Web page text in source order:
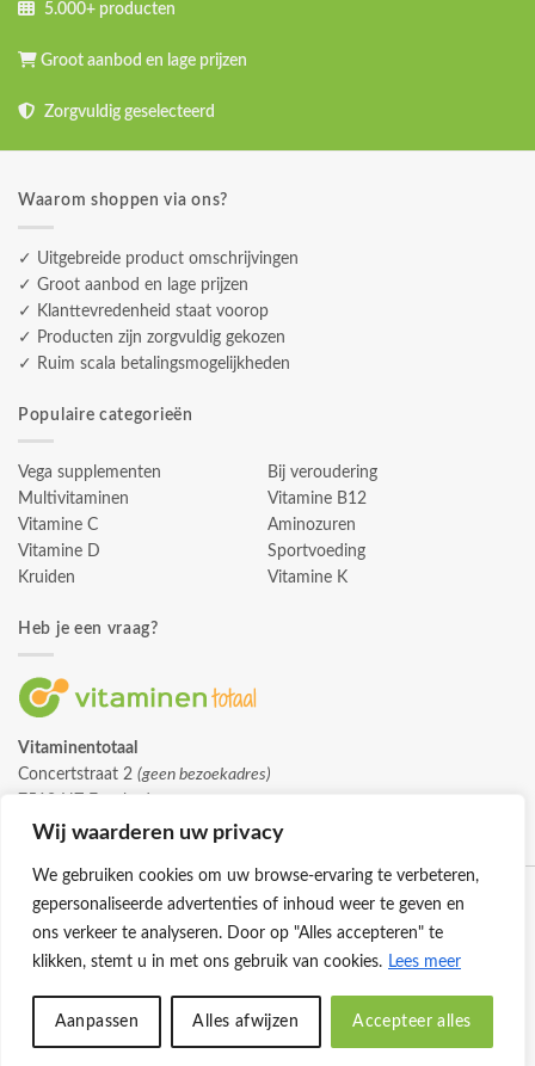
Wij waarderen uw privacy
We gebruiken cookies om uw browse-ervaring te verbeteren,
gepersonaliseerde advertenties of inhoud weer te geven en
ons verkeer te analyseren. Door op "Alles accepteren" te
klikken, stemt u in met ons gebruik van cookies. Lees meer
Aanpassen Alles afwijzen Accepteer alles
5.000+ producten
Groot aanbod en lage prijzen
Zorgvuldig geselecteerd
Waarom shoppen via ons?
✓ Uitgebreide product omschrijvingen
✓ Groot aanbod en lage prijzen
✓ Klanttevredenheid staat voorop
✓ Producten zijn zorgvuldig gekozen
✓ Ruim scala betalingsmogelijkheden
Populaire categorieën
Vega supplementen
Multivitaminen
Vitamine C
Vitamine D
Kruiden
Bij veroudering
Vitamine B12
Aminozuren
Sportvoeding
Vitamine K
Heb je een vraag?
Vitaminentotaal
Concertstraat 2 (geen bezoekadres)
info@vitaminentotaal.nl
© 2026 -Vitaminentotaal.nl